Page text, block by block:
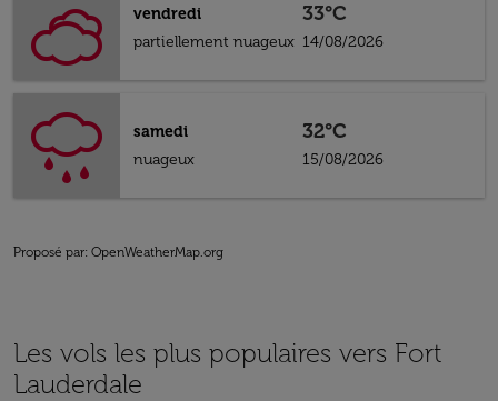
vendredi
partiellement nuageux
33°C
14/08/2026
samedi
nuageux
32°C
15/08/2026
Proposé par: OpenWeatherMap.org
Les vols les plus populaires vers Fort
Lauderdale